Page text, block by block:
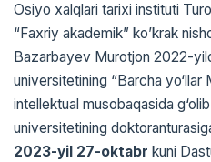
Osiyo xalqlari tarixi instituti
“Faxriy akademik” ko’krak
Bazarbayev Murotjon 2022-
universitetining “Barcha
intellektual musobaqasida
universitetining
2023-yil 27-oktabr kuni